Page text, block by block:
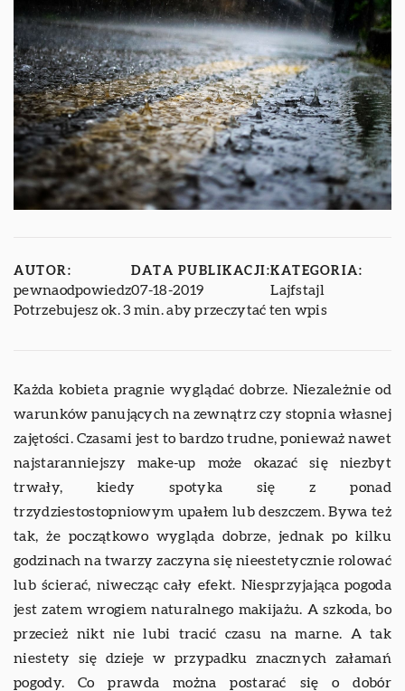
AUTOR:
pewnaodpowiedz
DATA PUBLIKACJI:
07-18-2019
KATEGORIA:
Lajfstajl
Potrzebujesz ok. 3 min. aby przeczytać ten wpis
Każda kobieta pragnie wyglądać dobrze. Niezależnie od
warunków panujących na zewnątrz czy stopnia własnej
zajętości. Czasami jest to bardzo trudne, ponieważ nawet
najstaranniejszy make-up może okazać się niezbyt
trwały, kiedy spotyka się z ponad
trzydziestostopniowym upałem lub deszczem. Bywa też
tak, że początkowo wygląda dobrze, jednak po kilku
godzinach na twarzy zaczyna się nieestetycznie rolować
lub ścierać, niwecząc cały efekt. Niesprzyjająca pogoda
jest zatem wrogiem naturalnego makijażu. A szkoda, bo
przecież nikt nie lubi tracić czasu na marne. A tak
niestety się dzieje w przypadku znacznych załamań
pogody. Co prawda można postarać się o dobór